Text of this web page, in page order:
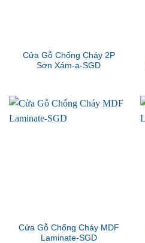
Cửa Gỗ Chống Cháy 2P
Sơn Xám-a-SGD
Cửa Gỗ Chống Cháy MDF
Laminate-SGD